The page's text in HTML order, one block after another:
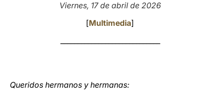
Viernes, 17 de abril de 2026
[Multimedia]
Queridos hermanos y hermanas: